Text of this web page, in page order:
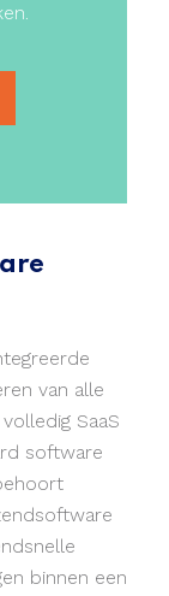
van alle
SaaS
software
binnen een